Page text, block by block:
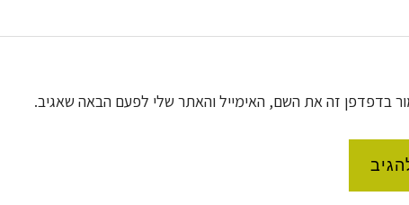
בדפדפן זה את השם, האימייל והאתר שלי לפעם הבאה שאגיב.